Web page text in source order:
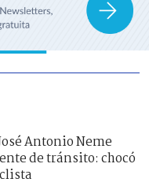
Antonio Neme
de tránsito: chocó